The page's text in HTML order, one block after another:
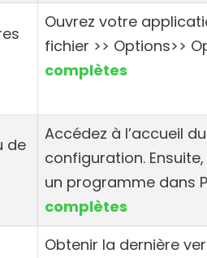
Ouvrez votre
fichier >> Options>>
complètes
de
Accédez à l’accueil
configuration.
un programme dans
complètes
Obtenir la dernière